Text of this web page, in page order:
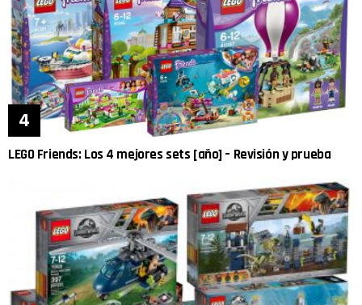
LEGO Friends: Los 4 mejores sets [año] – Revisión y prueba